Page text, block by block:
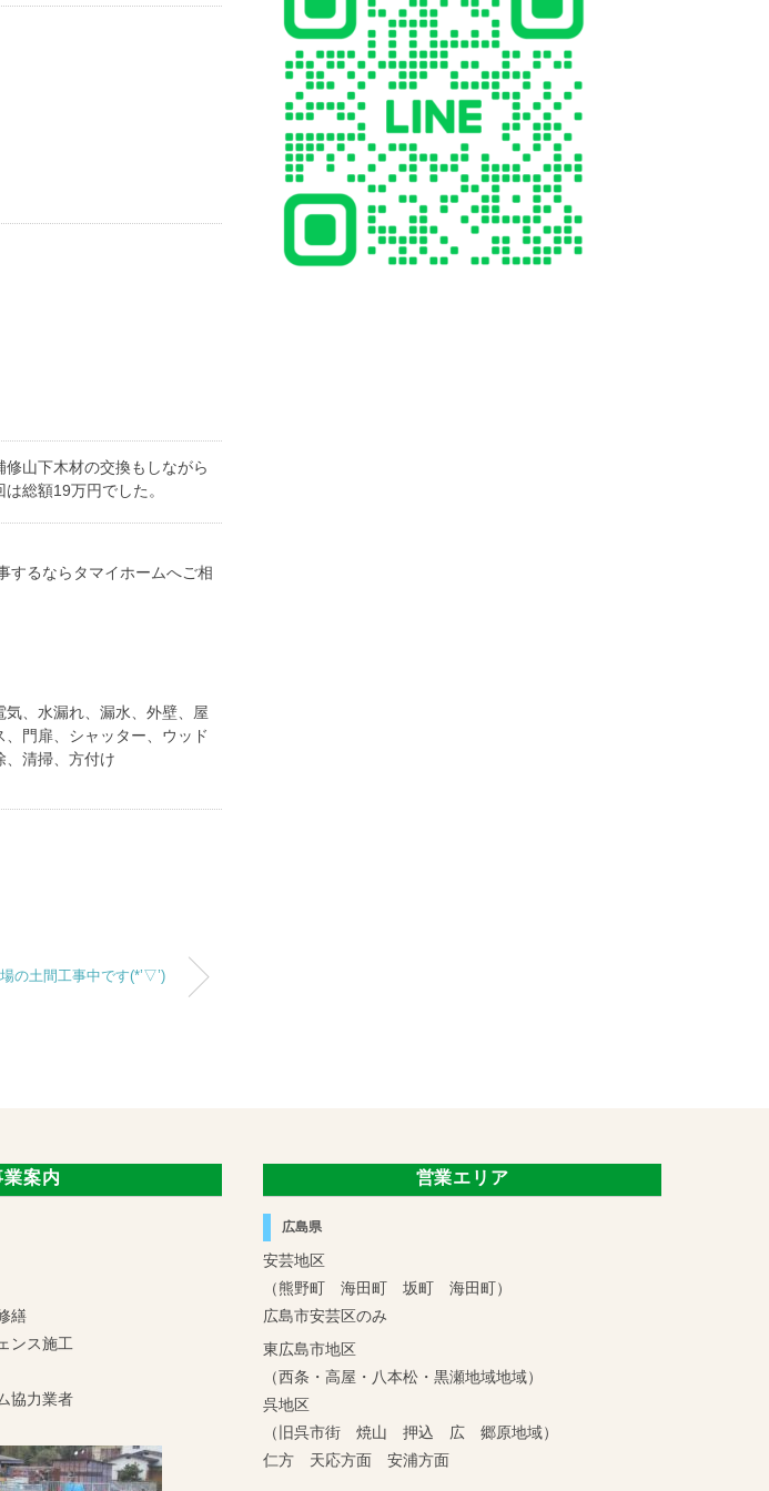
山下木材の交換もしながら
総額19万円でした。
するならタマイホームへご相
、水漏れ、漏水、外壁、屋
門扉、シャッター、ウッド
、清掃、方付け
の土間工事中です(*’▽’)
業案内
繕
ンス施工
協力業者
営業エリア
広島県
安芸地区
（熊野町 海田町 坂町 海田町）
広島市安芸区のみ
東広島市地区
（西条・高屋・八本松・黒瀬地域地域）
呉地区
（旧呉市街 焼山 押込 広 郷原地域）
仁方 天応方面 安浦方面